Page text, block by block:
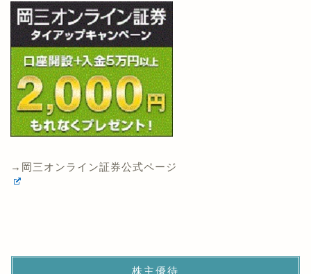
→岡三オンライン証券公式ページ
知って得する株主優待 ２０